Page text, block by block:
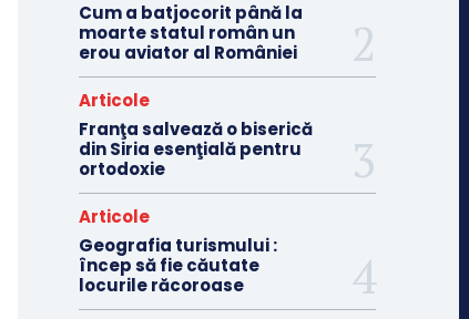
Cum a batjocorit până la
moarte statul român un
erou aviator al României
Articole
Franţa salvează o biserică
din Siria esenţială pentru
ortodoxie
Articole
Geografia turismului :
încep să fie căutate
locurile răcoroase